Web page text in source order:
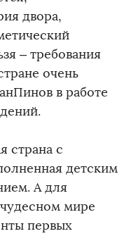
двора,
– требования
очень
в работе
страна с
детским
А для
мире
первых